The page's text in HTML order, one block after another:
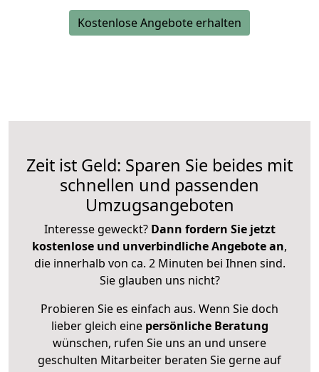
Kostenlose Angebote erhalten
Zeit ist Geld: Sparen Sie beides mit
schnellen und passenden
Umzugsangeboten
Interesse geweckt? Dann fordern Sie jetzt
kostenlose und unverbindliche Angebote an,
die innerhalb von ca. 2 Minuten bei Ihnen sind.
Sie glauben uns nicht?
Probieren Sie es einfach aus. Wenn Sie doch
lieber gleich eine persönliche Beratung
wünschen, rufen Sie uns an und unsere
geschulten Mitarbeiter beraten Sie gerne auf